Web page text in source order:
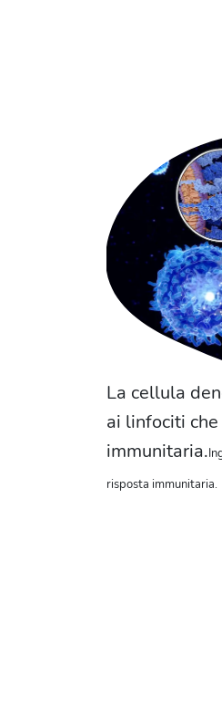
La cellula
ai linfociti
immunitaria.
risposta immunitaria.